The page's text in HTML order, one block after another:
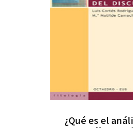
¿Qué es el